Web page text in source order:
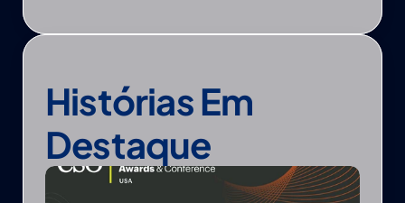
Histórias Em
Destaque